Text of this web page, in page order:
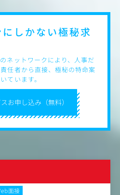
」をテーマに、ファミリー層に
てきました。
ローバル売上1000億円を目指し
、M&A、新業態・新デザイン
ど、グループ全体で事業拡大の
。
ケット環境は大きく変化してい
進化に伴い、消費者の興味や趣
てもさまざまな価値観が広がる
へのアクセス方法も多種多様な
及び各業態の魅力を消費者に訴
ていきたいと考え、新たに演
を募集します。
お申し込み（無料）
しかない極秘求
ネットワークにより、人事だ
任者から直接、極秘の特命案
ています。
面接